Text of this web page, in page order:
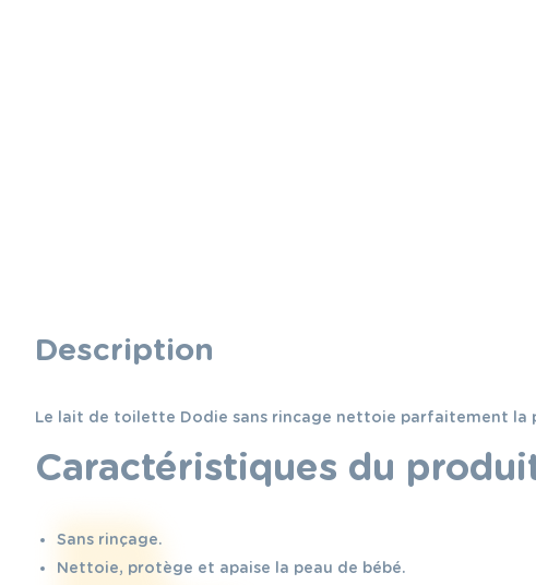
Description
Le lait de toilette Dodie sans rincage nettoie parfaitement la
Caractéristiques du
Sans rinçage.
Nettoie, protège et apaise la peau de bébé.